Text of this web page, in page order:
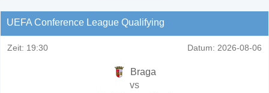
UEFA Conference League Qualifying
Zeit: 19:30 Datum: 2026-08-06
Braga
vs